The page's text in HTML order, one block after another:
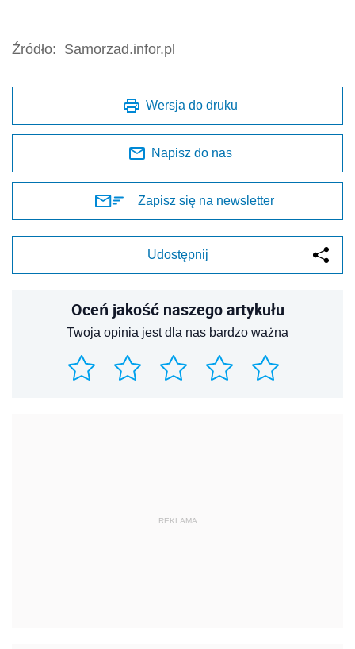
Źródło: Samorzad.infor.pl
Wersja do druku
Napisz do nas
Zapisz się na newsletter
Udostępnij
Oceń jakość naszego artykułu
Twoja opinia jest dla nas bardzo ważna
REKLAMA